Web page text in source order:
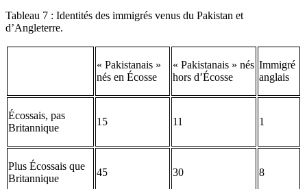
Tableau 7 : Identités des immigrés venus du Pakistan et
d’Angleterre.
« Pakistanais »
nés en Écosse
« Pakistanais » nés
hors d’Écosse
Immigré
anglais
Écossais, pas
Britannique
15 11 1
Plus Écossais que
Britannique
45 30 8